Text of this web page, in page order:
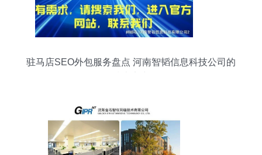
驻马店SEO外包服务盘点 河南智韬信息科技公司的